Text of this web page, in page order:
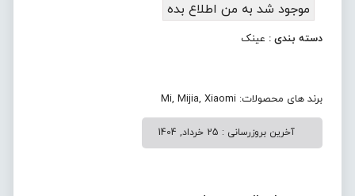
موجود شد به من اطلاع بده
دسته بندی : عینک
برند های محصولات: Mi, Mijia, Xiaomi
آخرین بروزرسانی : 25 خرداد, 1404